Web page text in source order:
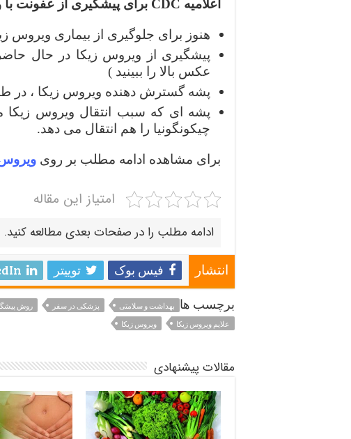
اعلامیه CDC برای پیشگیری از عفونت با ویروس زیکا :
هنوز برای جلوگیری از بیماری ویروس
پیشگیری از ویروس زیکا در حال
عکس بالا را ببینید )
پشه گسترش دهنده ویروس زیکا ، در
پشه ای که سبب انتقال ویروس
چیکونگونیا را هم انتقال می دهد.
برای مشاهده ادامه مطلب بر روی
امتیاز این مقاله
ادامه مطلب را در صفحات بعدی مطالعه کنید.
انتشار فیس بوک توییتر
برچسب ها بهداشت و سلامتی پزشکی در سفر روش
علایم ویروس زیکا
ویروس زیکا
مقالات پیشنهادی